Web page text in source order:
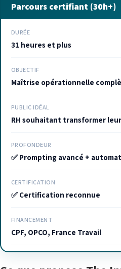
Parcours certifiant (30h+)
DURÉE
31 heures et plus
OBJECTIF
Maîtrise opérationnelle
PUBLIC IDÉAL
RH souhaitant transformer
PROFONDEUR
✅ Prompting avancé +
CERTIFICATION
✅ Certification reconnue
FINANCEMENT
CPF, OPCO, France Travail